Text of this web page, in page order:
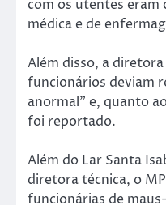
com os utentes eram
médica e de
Além disso, a
funcionários deviam
anormal” e, quanto
foi reportado.
Além do Lar Santa
diretora técnica, o
funcionárias de